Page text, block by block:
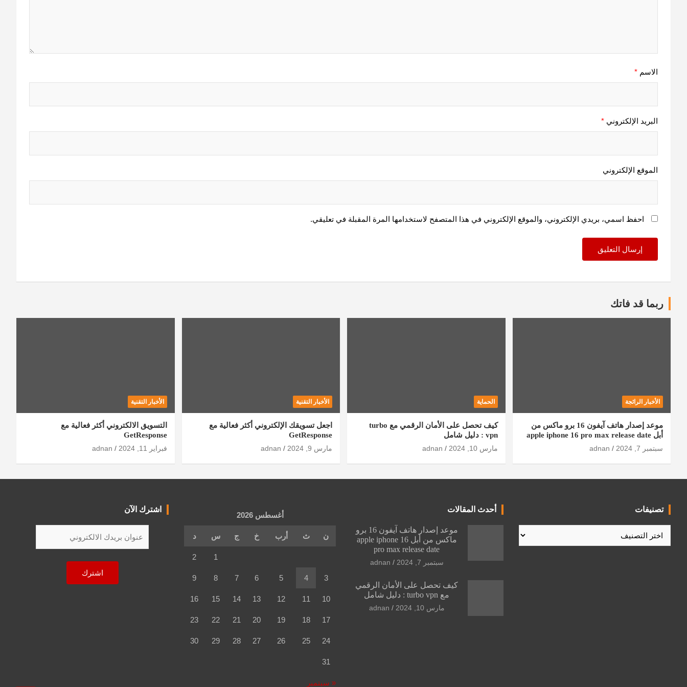
الاسم *
البريد الإلكتروني *
الموقع الإلكتروني
احفظ اسمي، بريدي الإلكتروني، والموقع الإلكتروني في هذا المتصفح لاستخدامها المرة المقبلة في تعليقي.
ربما قد فاتك
الأخبار الرائجة
موعد إصدار هاتف آيفون 16 برو ماكس من
أبل apple iphone 16 pro max release date
سبتمبر 7, 2024
adnan
الحماية
كيف تحصل على الأمان الرقمي مع turbo
vpn : دليل شامل
مارس 10, 2024
adnan
الأخبار التقنية
اجعل تسويقك الإلكتروني أكثر فعالية مع
GetResponse
مارس 9, 2024
adnan
الأخبار التقنية
التسويق الالكتروني أكثر فعالية مع
GetResponse
فبراير 11, 2024
adnan
تصنيفات
تصنيفات
أحدث المقالات
موعد إصدار هاتف آيفون 16 برو
ماكس من أبل apple iphone 16
pro max release date
سبتمبر 7, 2024 adnan
كيف تحصل على الأمان الرقمي
مع turbo vpn : دليل شامل
مارس 10, 2024 adnan
أغسطس 2026
ن ث أرب خ ج س د
1
2
3
4
5
6
7
8
9
10
11
12
13
14
15
16
17
18
19
20
21
22
23
24
25
26
27
28
29
30
31
« سبتمبر
اشترك الآن